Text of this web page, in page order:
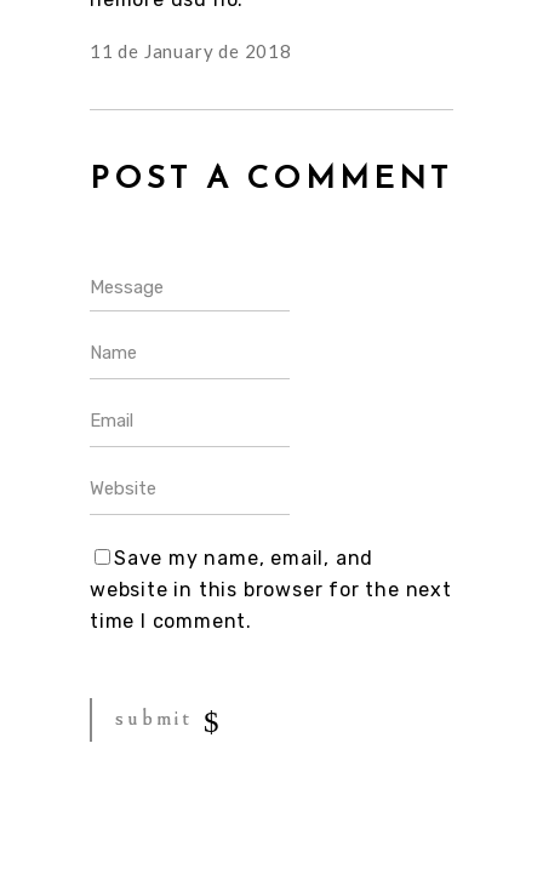
11 de January de 2018
POST A COMMENT
Save my name, email, and
website in this browser for the next
time I comment.